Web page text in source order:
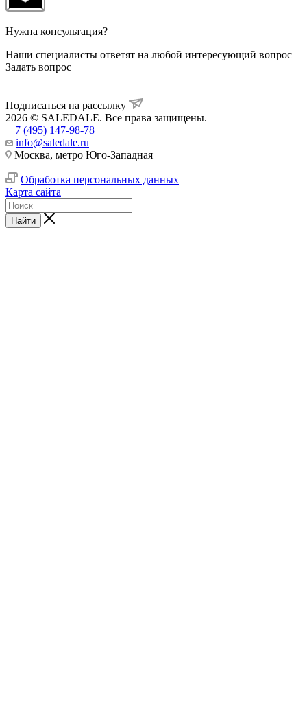
Нужна консультация?
Наши специалисты ответят на любой интересующий вопрос
Задать вопрос
Подписаться на рассылку
2026 © SALEDALE. Все права защищены.
+7 (495) 147-98-78
info@saledale.ru
Москва, метро Юго-Западная
Обработка персональных данных
Карта сайта
Найти